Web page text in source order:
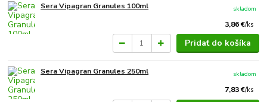
Sera Vipagran Granules 100ml
3,86 €/ks
skladom
Pridať do košíka
Sera Vipagran Granules 250ml
7,83 €/ks
skladom